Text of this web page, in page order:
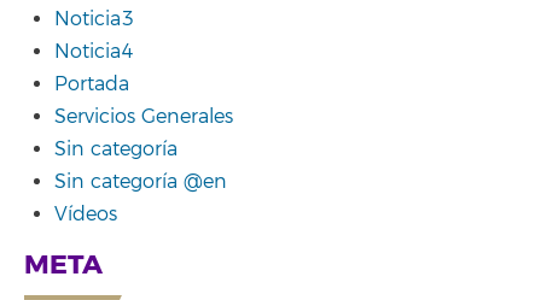
Noticia3
Noticia4
Portada
Servicios Generales
Sin categoría
Sin categoría @en
Vídeos
META